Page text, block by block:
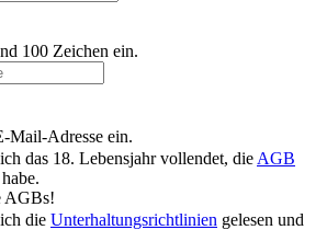
100 Zeichen ein.
Mail-Adresse ein.
das 18. Lebensjahr vollendet, die AGB
AGBs!
die Unterhaltungsrichtlinien gelesen und